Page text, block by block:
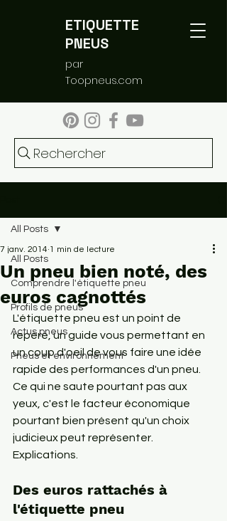
ETIQUETTE
PNEUS
par
Toopneus.com
Rechercher
All Posts
Comprendre l'étiquette pneu
Profils de pneus
Actus pneus
Pneus et environnement
All Posts
Un pneu bien noté, des
euros cagnottés
7 janv. 2014 1 min de lecture
L'étiquette pneu est un point de
repère, un guide vous permettant en
un coup d'oeil de vous faire une idée
rapide des performances d'un pneu.
Ce qui ne saute pourtant pas aux
yeux, c'est le facteur économique
pourtant bien présent qu'un choix
judicieux peut représenter.
Explications.
Des euros rattachés à
l'étiquette pneu